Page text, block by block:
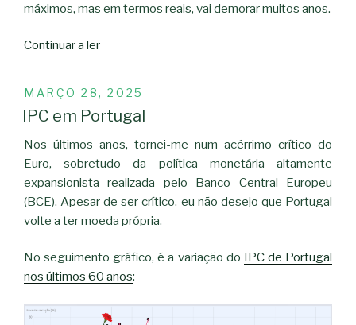
máximos, mas em termos reais, vai demorar muitos anos.
Continuar a ler“S&P500,
e
China”
PUBLICADO
EM
MARÇO 28, 2025
IPC em Portugal
Nos últimos anos, tornei-me num acérrimo crítico do
Euro, sobretudo da política monetária altamente
expansionista realizada pelo Banco Central Europeu
(BCE). Apesar de ser crítico, eu não desejo que Portugal
volte a ter moeda própria.
No seguimento gráfico, é a variação do
IPC de Portugal
nos últimos 60 anos: